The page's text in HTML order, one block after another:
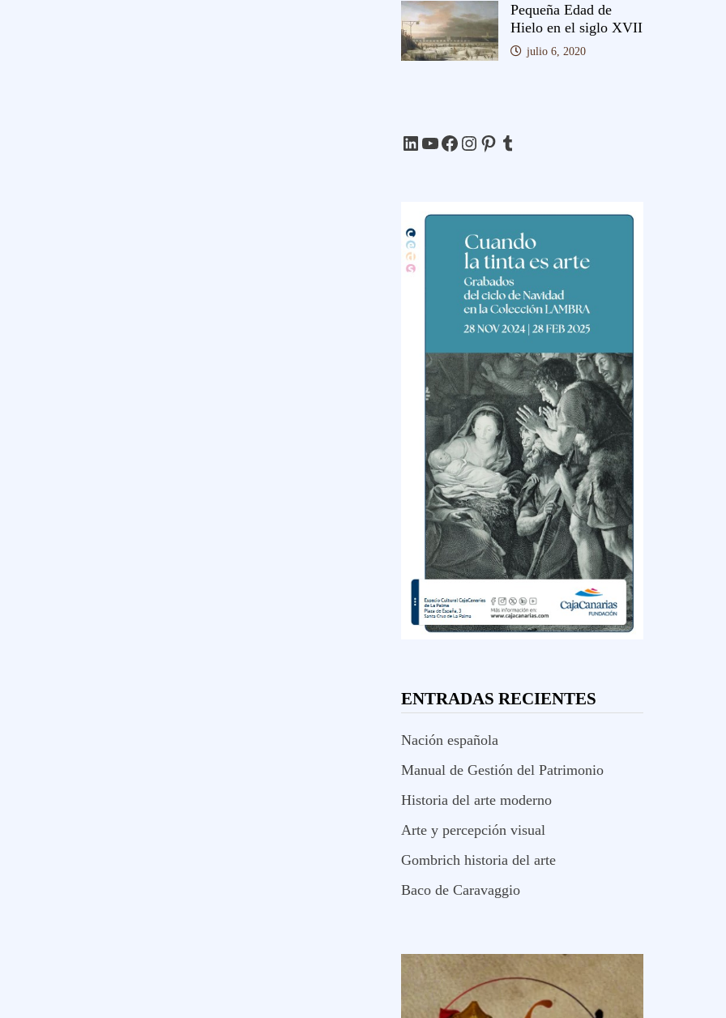
Pequeña Edad de
Hielo en el siglo XVII
julio 6, 2020
LinkedIn
YouTube
Facebook
Instagram
Pinterest
Tumblr
ENTRADAS RECIENTES
Nación española
Manual de Gestión del Patrimonio
Historia del arte moderno
Arte y percepción visual
Gombrich historia del arte
Baco de Caravaggio